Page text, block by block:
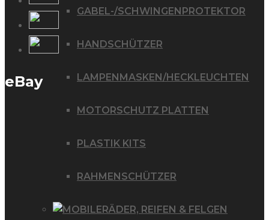
GABEL-/SCHWINGENPROTEKTOR
HANDSCHÜTZER
LAMPENMASKEN/HECKLEUCHTEN
MOTORSCHUTZ PLATTEN
PLASTIK KITS
RAHMENSCHÜTZER
RÄDER, REIFEN & FELGEN
eBay